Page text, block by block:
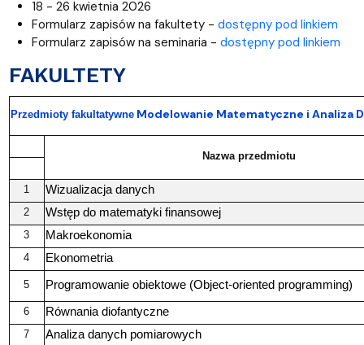
18 - 26 kwietnia 2026
Formularz zapisów na fakultety - dostępny pod linkiem
Formularz zapisów na seminaria - dostępny pod linkiem
FAKULTETY
Przedmioty fakultatywne Modelowanie Matematyczne i Analiza
Nazwa przedmiotu
1 Wizualizacja danych
2 Wstęp do matematyki finansowej
3 Makroekonomia
4 Ekonometria
5 Programowanie obiektowe (Object-oriented programming)
6 Równania diofantyczne
7 Analiza danych pomiarowych